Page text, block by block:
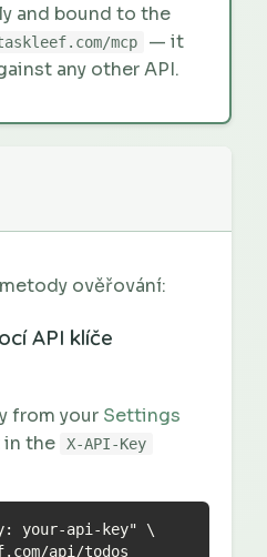
and bound to the
mcp
— it
any other API.
ověřování:
API klíče
from your Settings
in the
X-API-Key
your-api-key" \
api/todos